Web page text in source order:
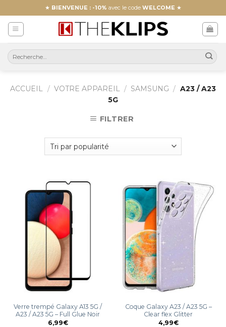
to
content
★ BIENVENUE : -10% avec le code WELCOME ★
ACCUEIL / VOTRE APPAREIL / SAMSUNG / A23 / A23
5G
FILTRER
Verre trempé Galaxy A13 5G /
A23 / A23 5G – Full Glue Noir
6,99€
Coque Galaxy A23 / A23 5G –
Clear flex Glitter
4,99€